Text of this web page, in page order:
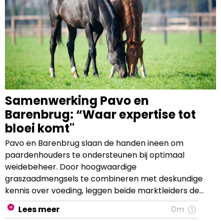
Samenwerking Pavo en
Barenbrug: “Waar expertise tot
bloei komt"
Pavo en Barenbrug slaan de handen ineen om
paardenhouders te ondersteunen bij optimaal
weidebeheer. Door hoogwaardige
graszaadmengsels te combineren met deskundige
kennis over voeding, leggen beide marktleiders de
basis voor een sterke, gezonde en veilige
paardenweide.
Lees meer 0m